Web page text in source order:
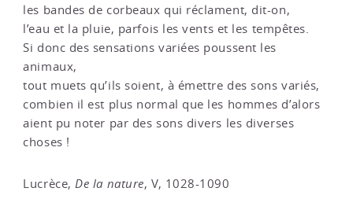
les bandes de corbeaux qui réclament, dit-on,
l’eau et la pluie, parfois les vents et les tempêtes.
Si donc des sensations variées poussent les
animaux,
tout muets qu’ils soient, à émettre des sons variés,
combien il est plus normal que les hommes d’alors
aient pu noter par des sons divers les diverses
choses !
Lucrèce,De la nature, V, 1028-1090